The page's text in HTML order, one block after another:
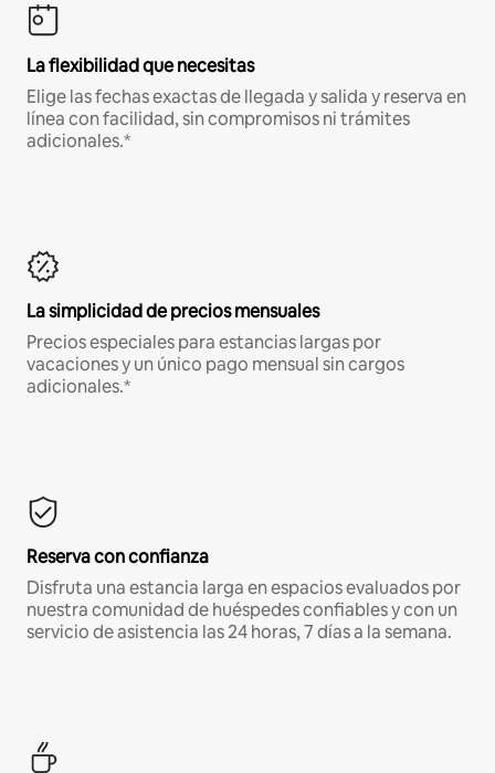
La flexibilidad que necesitas
Elige las fechas exactas de llegada y salida y reserva en
línea con facilidad, sin compromisos ni trámites
adicionales.*
La simplicidad de precios mensuales
Precios especiales para estancias largas por
vacaciones y un único pago mensual sin cargos
adicionales.*
Reserva con confianza
Disfruta una estancia larga en espacios evaluados por
nuestra comunidad de huéspedes confiables y con un
servicio de asistencia las 24 horas, 7 días a la semana.